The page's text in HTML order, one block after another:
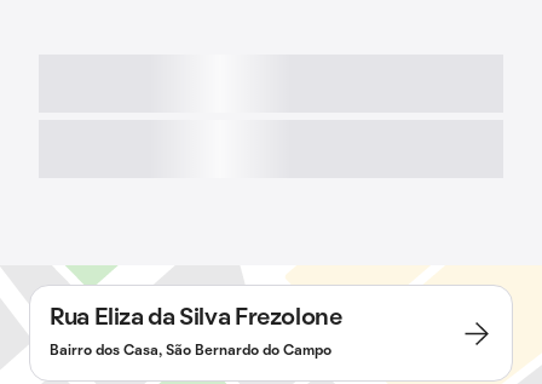
Rua Eliza da Silva Frezolone
Bairro dos Casa, São Bernardo do Campo